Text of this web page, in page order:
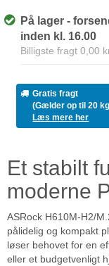
På lager -
inden kl. 16.00
Billigste fragt 0,00
Gratis fragt
(Gælder op til 20
Læs mere her
Et stabilt
moderne
ASRock H610M-H2/
pålidelig og kompakt
løser behovet for en
eller et budgetvenligt